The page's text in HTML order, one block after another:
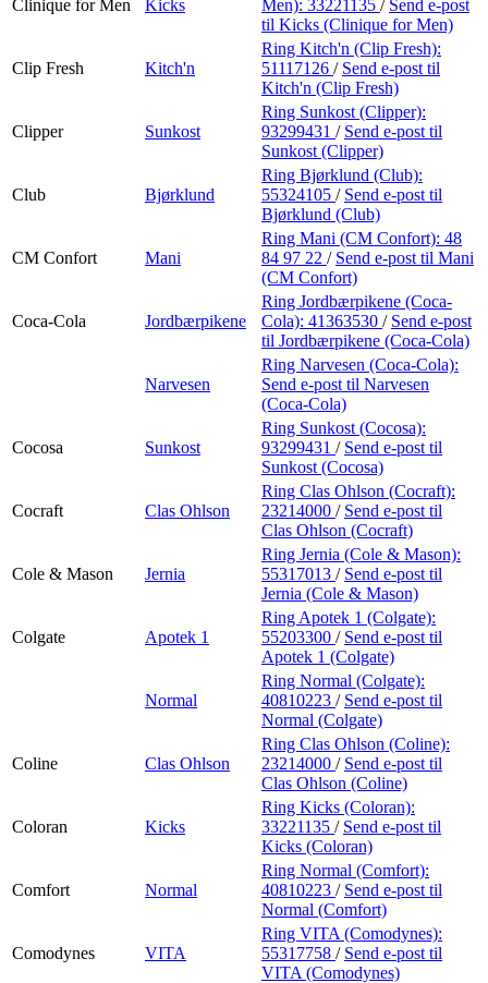
Clinique for Men Kicks
Men): 33221135 / Send e-post
til Kicks (Clinique for Men)
Clip Fresh Kitch'n
Ring Kitch'n (Clip Fresh):
51117126 / Send e-post til
Kitch'n (Clip Fresh)
Clipper Sunkost
Ring Sunkost (Clipper):
93299431 / Send e-post til
Sunkost (Clipper)
Club Bjørklund
Ring Bjørklund (Club):
55324105 / Send e-post til
Bjørklund (Club)
CM Confort Mani
Ring Mani (CM Confort): 48
84 97 22 / Send e-post til Mani
(CM Confort)
Coca-Cola Jordbærpikene
Ring Jordbærpikene (Coca-
Cola): 41363530 / Send e-post
til Jordbærpikene (Coca-Cola)
Narvesen
Ring Narvesen (Coca-Cola):
Send e-post til Narvesen
(Coca-Cola)
Cocosa Sunkost
Ring Sunkost (Cocosa):
93299431 / Send e-post til
Sunkost (Cocosa)
Cocraft Clas Ohlson
Ring Clas Ohlson (Cocraft):
23214000 / Send e-post til
Clas Ohlson (Cocraft)
Cole & Mason Jernia
Ring Jernia (Cole & Mason):
55317013 / Send e-post til
Jernia (Cole & Mason)
Colgate Apotek 1
Ring Apotek 1 (Colgate):
55203300 / Send e-post til
Apotek 1 (Colgate)
Normal
Ring Normal (Colgate):
40810223 / Send e-post til
Normal (Colgate)
Coline Clas Ohlson
Ring Clas Ohlson (Coline):
23214000 / Send e-post til
Clas Ohlson (Coline)
Coloran Kicks
Ring Kicks (Coloran):
33221135 / Send e-post til
Kicks (Coloran)
Comfort Normal
Ring Normal (Comfort):
40810223 / Send e-post til
Normal (Comfort)
Comodynes VITA
Ring VITA (Comodynes):
55317758 / Send e-post til
VITA (Comodynes)